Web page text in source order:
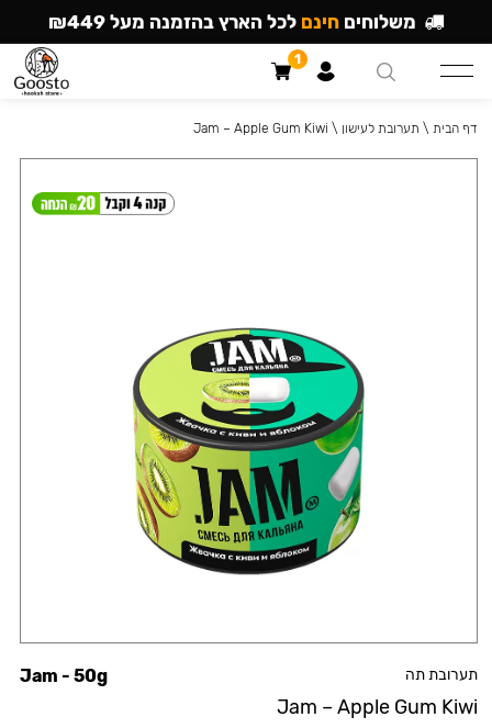
תערובת תה
Jam – Apple Gum Kiwi
Jam - 50g
דף הבית \ תערובת לעישון \
Jam – Apple Gum Kiwi
משלוחים חינם לכל הארץ בהזמנה מעל ₪449
1